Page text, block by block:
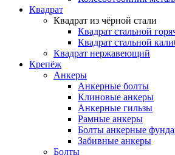
Квадрат
Квадрат из чёрной стали
Квадрат стальной
Квадрат стальной
Квадрат нержавеющий
Крепёж
Анкеры
Анкерные болты
Клиновые анкеры
Анкерные гильзы
Рамные анкеры
Болты анкерные
Забивные анкеры
Болты